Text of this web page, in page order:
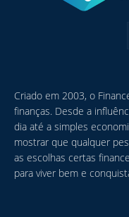
Criado em 2003, o
finanças. Desde a
dia até a simples
mostrar que qualquer
as escolhas certas
para viver bem e